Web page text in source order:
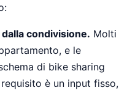
condivisione. Molti
e le
di bike sharing
è un input fisso,